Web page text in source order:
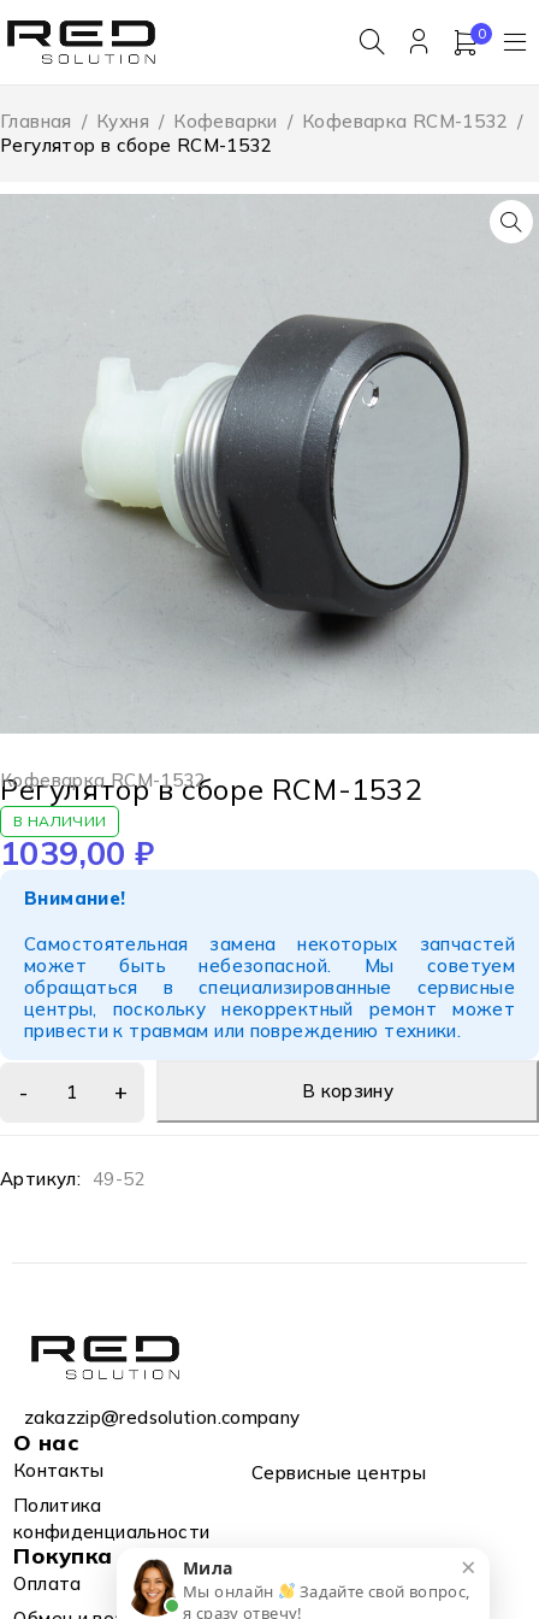
0
Главная / Кухня / Кофеварки / Кофеварка RCM-1532 /
Регулятор в сборе RCM-1532
Кофеварка RCM-1532
Регулятор в сборе RCM-1532
В НАЛИЧИИ
1039,00 ₽
Внимание!
Самостоятельная замена некоторых запчастей
может быть небезопасной. Мы советуем
обращаться в специализированные сервисные
центры, поскольку некорректный ремонт может
привести к травмам или повреждению техники.
В корзину
Артикул: 49-52
zakazzip@redsolution.company
О нас
Контакты
Сервисные центры
Политика
конфиденциальности
Покупка
Оплата
Доставка
×
Мила
Мы онлайн
Задайте свой вопрос,
я сразу отвечу!